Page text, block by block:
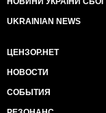
заговорщиками,
Известно, что
участие в
со стороны
(что кстати
UKRAINIAN NEWS
ЦЕНЗОР.НЕТ
НОВОСТИ
СОБЫТИЯ